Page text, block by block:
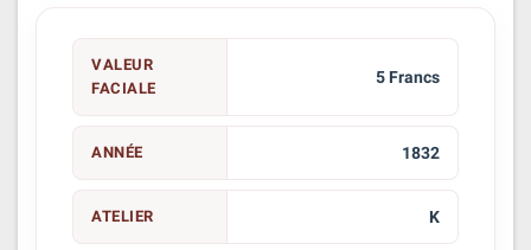
VALEUR
FACIALE
5 Francs
ANNÉE 1832
ATELIER K